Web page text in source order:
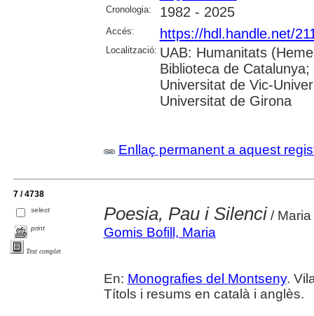
Cronologia: 1982 - 2025
Accés: https://hdl.handle.net/
Localització: UAB: Humanitats
Biblioteca de
Universitat de Vic-
Universitat de Girona
Enllaç permanent a aquest
7 / 4738
select
print
Text complet
Poesia, Pau i Silenci/ Maria
Gomis Bofill, Maria
En: Monografies del Montseny.
Títols i resums en català i anglès.